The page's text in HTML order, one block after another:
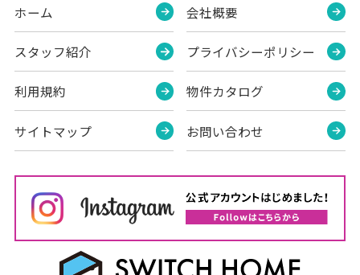
ホーム
スタッフ紹介
利用規約
サイトマップ
会社概要
プライバシーポリシー
物件カタログ
お問い合わせ